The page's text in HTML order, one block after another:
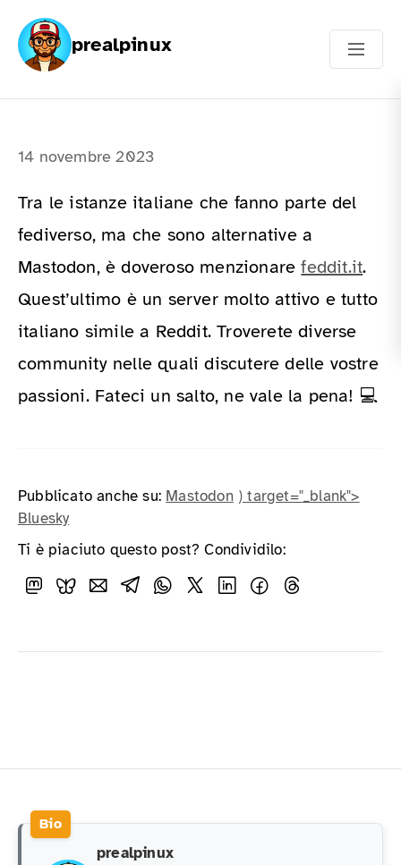
prealpinux
14 novembre 2023
Tra le istanze italiane che fanno parte del
fediverso, ma che sono alternative a
Mastodon, è doveroso menzionarefeddit.it.
Quest’ultimo è un server molto attivo e tutto
italiano simile a Reddit. Troverete diverse
community nelle quali discutere delle vostre
passioni. Fateci un salto, ne vale la pena! 💻
Pubblicato anche su: Mastodon ) target="_blank">
Bluesky
Ti è piaciuto questo post? Condividilo:
prealpinux